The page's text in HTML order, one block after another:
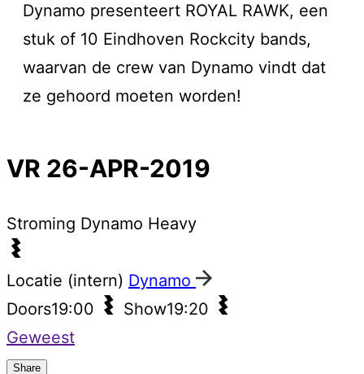
Dynamo presenteert ROYAL RAWK, een
stuk of 10 Eindhoven Rockcity bands,
waarvan de crew van Dynamo vindt dat
ze gehoord moeten worden!
VR 26-APR-2019
Stroming Dynamo Heavy
Locatie (intern) Dynamo
Doors19:00 Show19:20
Geweest
Share